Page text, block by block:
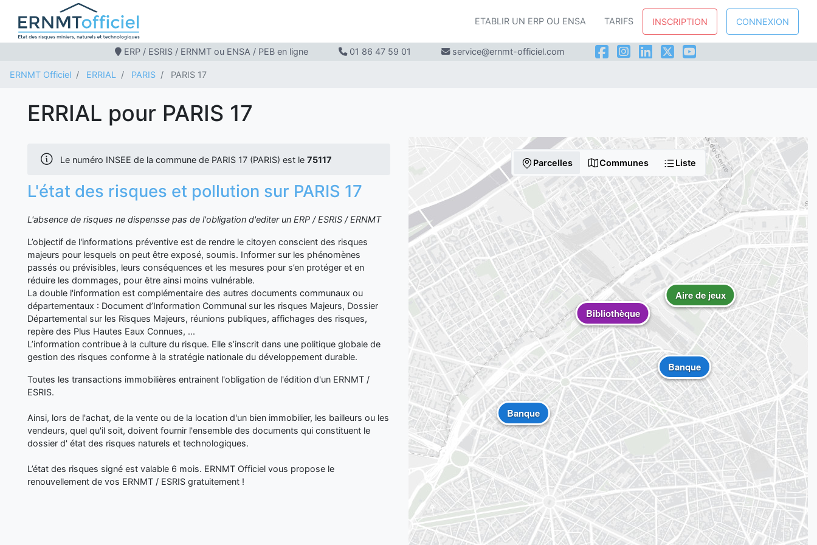
ETABLIR UN ERP OU ENSA TARIFS INSCRIPTION CONNEXION
ERP / ESRIS / ERNMT ou ENSA / PEB en ligne 01 86 47 59 01 service@ernmt-officiel.com
ERNMT Officiel ERRIAL PARIS PARIS 17
ERRIAL pour PARIS 17
Le numéro INSEE de la commune de PARIS 17 (PARIS) est le 75117
L'état des risques et pollution sur PARIS 17
L'absence de risques ne dispensse pas de l'obligation d'editer un ERP / ESRIS / ERNMT
L’objectif de l'informations préventive est de rendre le citoyen conscient des risques
majeurs pour lesquels on peut être exposé, soumis. Informer sur les phénomènes
passés ou prévisibles, leurs conséquences et les mesures pour s’en protéger et en
réduire les dommages, pour être ainsi moins vulnérable.
La double l'information est complémentaire des autres documents communaux ou
départementaux : Document d’Information Communal sur les risques Majeurs, Dossier
Départemental sur les Risques Majeurs, réunions publiques, affichages des risques,
repère des Plus Hautes Eaux Connues, ...
L’information contribue à la culture du risque. Elle s’inscrit dans une politique globale de
gestion des risques conforme à la stratégie nationale du développement durable.
Toutes les transactions immobilières entrainent l'obligation de l'édition d'un ERNMT /
ESRIS.
Ainsi, lors de l'achat, de la vente ou de la location d'un bien immobilier, les bailleurs ou les
vendeurs, quel qu'il soit, doivent fournir l'ensemble des documents qui constituent le
dossier d' état des risques naturels et technologiques.
L’état des risques signé est valable 6 mois. ERNMT Officiel vous propose le
renouvellement de vos ERNMT / ESRIS gratuitement !
Parcelles Communes Liste
Aire de jeux
Banque
Banque
Bibliothèque